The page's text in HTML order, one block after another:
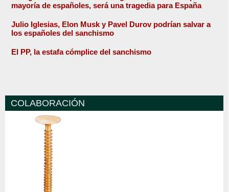
mayoría de españoles, será una tragedia para España
Julio Iglesias, Elon Musk y Pavel Durov podrían salvar a
los españoles del sanchismo
El PP, la estafa cómplice del sanchismo
COLABORACIÓN